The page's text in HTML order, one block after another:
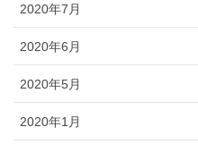
2020年7月
2020年6月
2020年5月
2020年1月